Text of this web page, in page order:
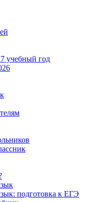
учебный год
подготовка к ЕГЭ